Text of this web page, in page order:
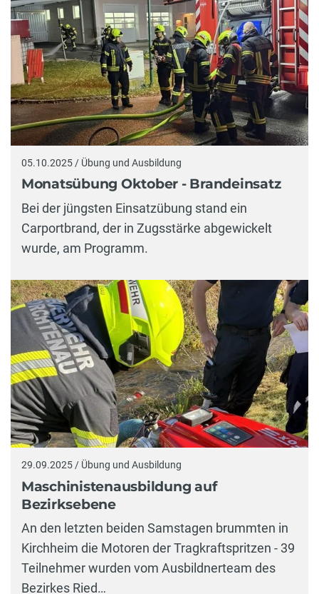
05.10.2025 / Übung und Ausbildung
Monatsübung Oktober - Brandeinsatz
Bei der jüngsten Einsatzübung stand ein
Carportbrand, der in Zugsstärke abgewickelt
wurde, am Programm.
29.09.2025 / Übung und Ausbildung
Maschinistenausbildung auf
Bezirksebene
An den letzten beiden Samstagen brummten in
Kirchheim die Motoren der Tragkraftspritzen - 39
Teilnehmer wurden vom Ausbildnerteam des
Bezirkes Ried…